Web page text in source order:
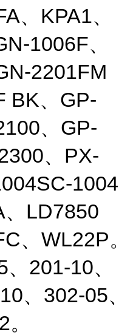
、KPA1、
1006F、
2201FM
BK、GP-
、GP-
、PX-
1004
LD7850
、WL22P。
201-10、
、302-05、